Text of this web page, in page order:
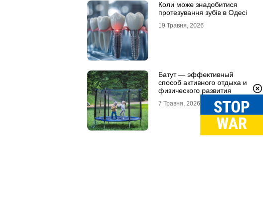
Коли може знадобитися
протезування зубів в Одесі
19 Травня, 2026
Батут — эффективный
способ активного отдыха и
физического развития
7 Травня, 2026